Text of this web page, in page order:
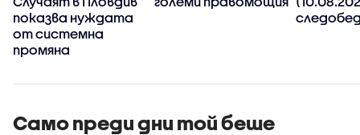
показва нуждата
от системна
промяна
Само преди дни той беше